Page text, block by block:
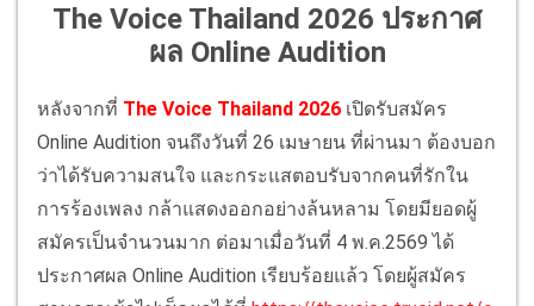
The Voice Thailand 2026 ประกาศ
ผล Online Audition
หลังจากที่ The Voice Thailand 2026 เปิดรับสมัคร
Online Audition จนถึงวันที่ 26 เมษายน ที่ผ่านมา ต้องบอก
ว่าได้รับความสนใจ และกระแสตอบรับจากคนที่รักใน
การร้องเพลง กล้าแสดงออกอย่างล้นหลาม โดยมียอดผู้
สมัครเป็นจำนวนมาก ต่อมาเมื่อวันที่ 4 พ.ค.2569 ได้
ประกาศผล Online Audition เรียบร้อยแล้ว โดยผู้สมัคร